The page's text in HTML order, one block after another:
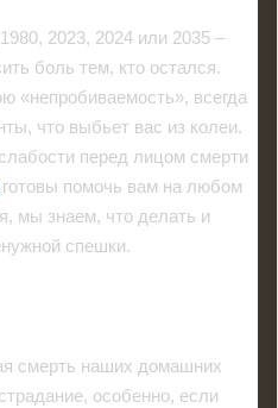
2023, 2024 или 2035 –
боль тем, кто остался.
«непробиваемость», всегда
что выбьет вас из колеи.
перед лицом смерти
готовы помочь вам на любом
мы знаем, что делать и
спешки.
смерть наших домашних
особенно, если